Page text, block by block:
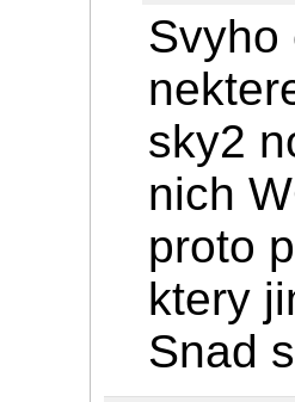
Svyho
sky2
nich
proto
ktery
Snad